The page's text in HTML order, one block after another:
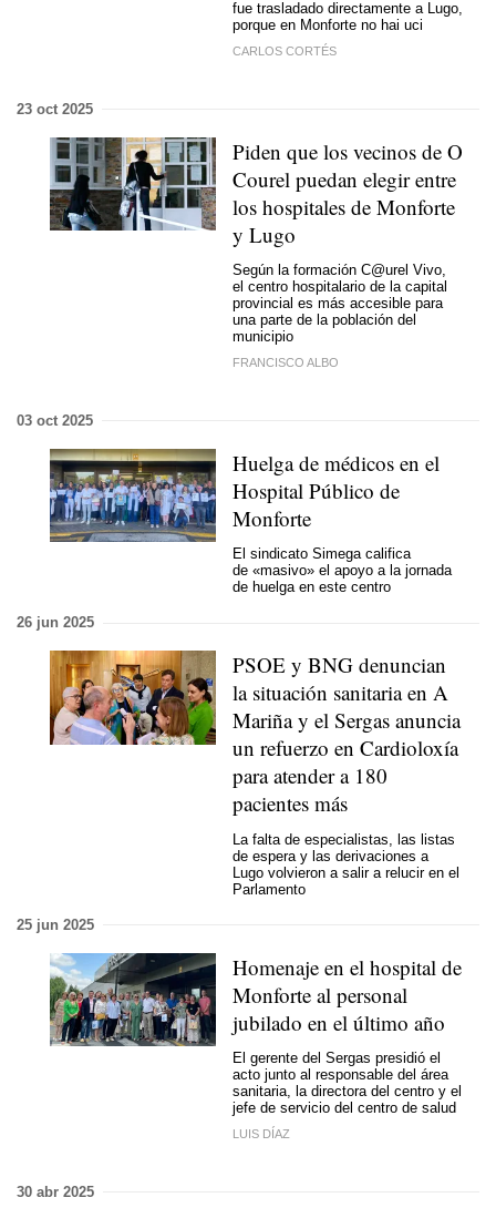
fue trasladado directamente a Lugo,
porque en Monforte no hai uci
CARLOS CORTÉS
23 oct 2025
Piden que los vecinos de O
Courel puedan elegir entre
los hospitales de Monforte
y Lugo
Según la formación C@urel Vivo,
el centro hospitalario de la capital
provincial es más accesible para
una parte de la población del
municipio
FRANCISCO ALBO
03 oct 2025
Huelga de médicos en el
Hospital Público de
Monforte
El sindicato Simega califica
de «masivo» el apoyo a la jornada
de huelga en este centro
26 jun 2025
PSOE y BNG denuncian
la situación sanitaria en A
Mariña y el Sergas anuncia
un refuerzo en Cardioloxía
para atender a 180
pacientes más
La falta de especialistas, las listas
de espera y las derivaciones a
Lugo volvieron a salir a relucir en el
Parlamento
25 jun 2025
Homenaje en el hospital de
Monforte al personal
jubilado en el último año
El gerente del Sergas presidió el
acto junto al responsable del área
sanitaria, la directora del centro y el
jefe de servicio del centro de salud
LUIS DÍAZ
30 abr 2025